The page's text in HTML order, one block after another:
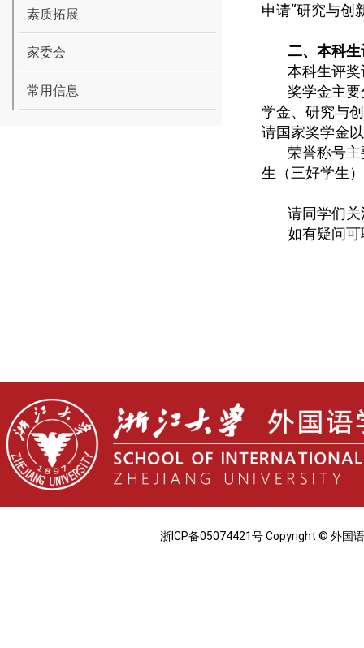
素质拓展
家委会
常用信息
申请“研究与创
二、本科
本科生评
奖学金主
学金、研究与
请国家奖学金
荣誉称号
生（三好学生
请同学们
如有疑问
浙ICP备05074421号 Copyright © 外国